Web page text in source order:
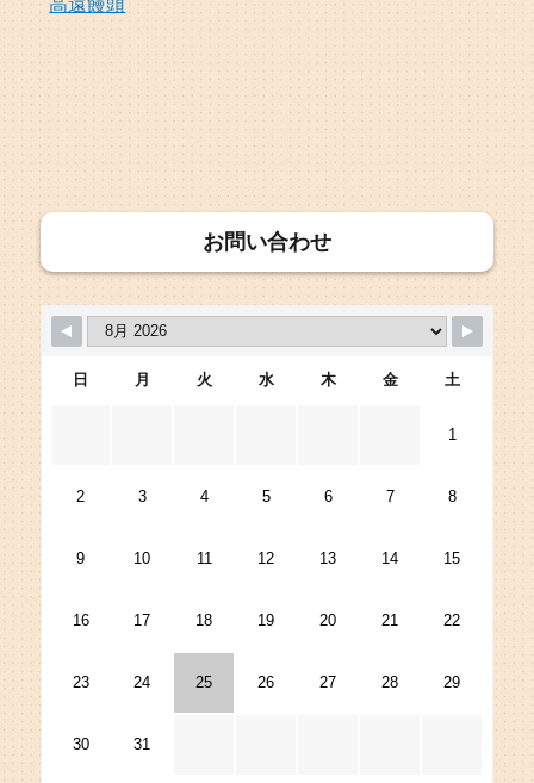
お問い合わせ
日 月 火 水 木 金 土
1
2 3 4 5 6 7 8
9 10 11 12 13 14 15
16 17 18 19 20 21 22
23 24 25 26 27 28 29
30 31